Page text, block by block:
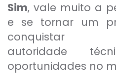
Sim, vale muito a
e se tornar um
conquistar
autoridade
oportunidades no